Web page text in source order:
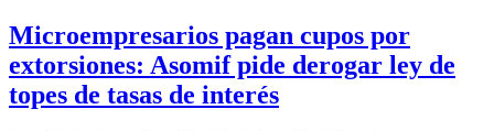
Microempresarios pagan cupos por
extorsiones: Asomif pide derogar ley de
topes de tasas de interés